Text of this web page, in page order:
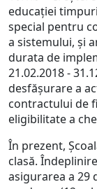
educației
special pentru
a sistemului, și
durata de
21.02.2018 -
desfășurare a
contractului de
eligibilitate a
În prezent,
clasă.
asigurarea a 29